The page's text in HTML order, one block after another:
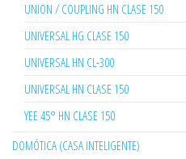
UNION / COUPLING HN CLASE 150
UNIVERSAL HG CLASE 150
UNIVERSAL HN CL-300
UNIVERSAL HN CLASE 150
YEE 45° HN CLASE 150
DOMÓTICA (CASA INTELIGENTE)